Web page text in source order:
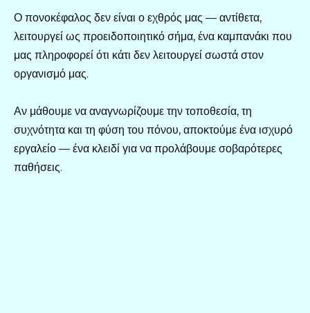
Ο πονοκέφαλος δεν είναι ο εχθρός μας — αντίθετα,
λειτουργεί ως προειδοποιητικό σήμα, ένα καμπανάκι που
μας πληροφορεί ότι κάτι δεν λειτουργεί σωστά στον
οργανισμό μας.
Αν μάθουμε να αναγνωρίζουμε την τοποθεσία, τη
συχνότητα και τη φύση του πόνου, αποκτούμε ένα ισχυρό
εργαλείο — ένα κλειδί για να προλάβουμε σοβαρότερες
παθήσεις.